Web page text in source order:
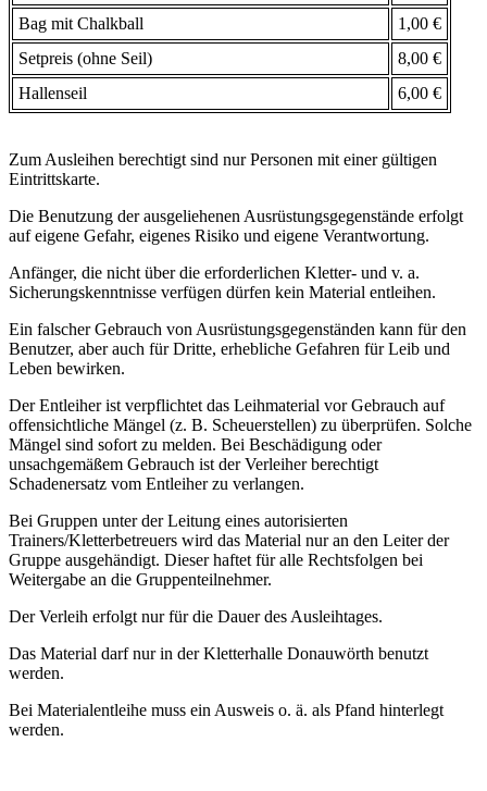
Bag mit Chalkball
1,00 €
Setpreis (ohne Seil)
8,00 €
Hallenseil
6,00 €
Zum Ausleihen berechtigt sind nur Personen mit einer gültigen
Eintrittskarte.
Die Benutzung der ausgeliehenen Ausrüstungsgegenstände erfolgt
auf eigene Gefahr, eigenes Risiko und eigene Verantwortung.
Anfänger, die nicht über die erforderlichen Kletter- und v. a.
Sicherungskenntnisse verfügen dürfen kein Material entleihen.
Ein falscher Gebrauch von Ausrüstungsgegenständen kann für den
Benutzer, aber auch für Dritte, erhebliche Gefahren für Leib und
Leben bewirken.
Der Entleiher ist verpflichtet das Leihmaterial vor Gebrauch auf
offensichtliche Mängel (z. B. Scheuerstellen) zu überprüfen. Solche
Mängel sind sofort zu melden. Bei Beschädigung oder
unsachgemäßem Gebrauch ist der Verleiher berechtigt
Schadenersatz vom Entleiher zu verlangen.
Bei Gruppen unter der Leitung eines autorisierten
Trainers/Kletterbetreuers wird das Material nur an den Leiter der
Gruppe ausgehändigt. Dieser haftet für alle Rechtsfolgen bei
Weitergabe an die Gruppenteilnehmer.
Der Verleih erfolgt nur für die Dauer des Ausleihtages.
Das Material darf nur in der Kletterhalle Donauwörth benutzt
werden.
Bei Materialentleihe muss ein Ausweis o. ä. als Pfand hinterlegt
werden.